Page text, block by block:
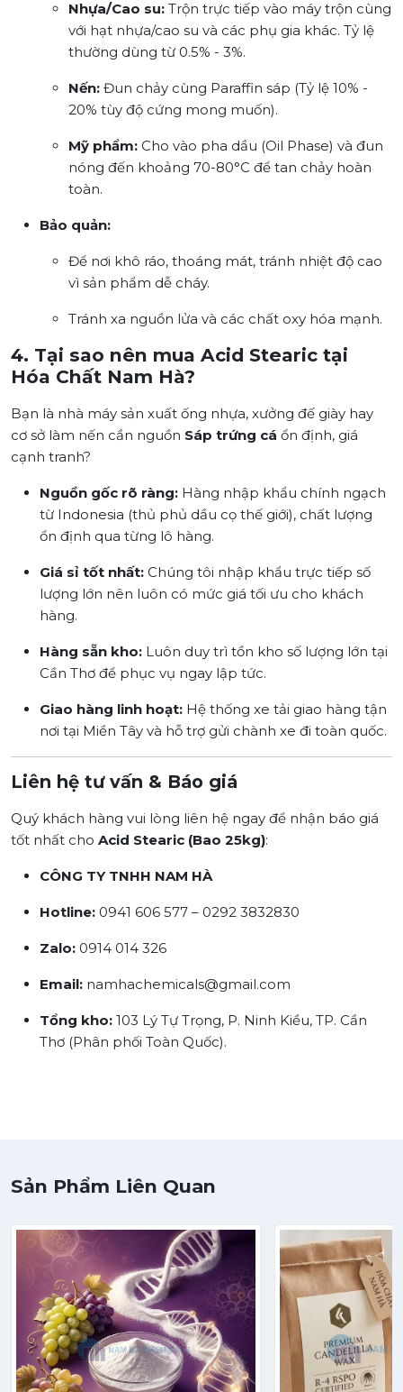
Nhựa/Cao su: Trộn trực tiếp vào máy trộn cùng
với hạt nhựa/cao su và các phụ gia khác. Tỷ lệ
thường dùng từ 0.5% - 3%.
Nến: Đun chảy cùng Paraffin sáp (Tỷ lệ 10% -
20% tùy độ cứng mong muốn).
Mỹ phẩm: Cho vào pha dầu (Oil Phase) và đun
nóng đến khoảng 70-80°C để tan chảy hoàn
toàn.
Bảo quản:
Để nơi khô ráo, thoáng mát, tránh nhiệt độ cao
vì sản phẩm dễ cháy.
Tránh xa nguồn lửa và các chất oxy hóa mạnh.
4. Tại sao nên mua Acid Stearic tại
Hóa Chất Nam Hà?
Bạn là nhà máy sản xuất ống nhựa, xưởng đế giày hay
cơ sở làm nến cần nguồn Sáp trứng cá ổn định, giá
cạnh tranh?
Nguồn gốc rõ ràng: Hàng nhập khẩu chính ngạch
từ Indonesia (thủ phủ dầu cọ thế giới), chất lượng
ổn định qua từng lô hàng.
Giá sỉ tốt nhất: Chúng tôi nhập khẩu trực tiếp số
lượng lớn nên luôn có mức giá tối ưu cho khách
hàng.
Hàng sẵn kho: Luôn duy trì tồn kho số lượng lớn tại
Cần Thơ để phục vụ ngay lập tức.
Giao hàng linh hoạt: Hệ thống xe tải giao hàng tận
nơi tại Miền Tây và hỗ trợ gửi chành xe đi toàn quốc.
Liên hệ tư vấn & Báo giá
Quý khách hàng vui lòng liên hệ ngay để nhận báo giá
tốt nhất cho Acid Stearic (Bao 25kg):
CÔNG TY TNHH NAM HÀ
Hotline: 0941 606 577 – 0292 3832830
Zalo: 0914 014 326
Email: namhachemicals@gmail.com
Tổng kho: 103 Lý Tự Trọng, P. Ninh Kiều, TP. Cần
Thơ (Phân phối Toàn Quốc).
Sản Phẩm Liên Quan